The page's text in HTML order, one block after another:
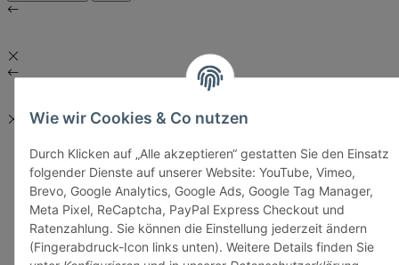
Wie wir Cookies & Co nutzen
Durch Klicken auf „Alle akzeptieren“ gestatten Sie den Einsatz
folgender Dienste auf unserer Website: YouTube, Vimeo,
Brevo, Google Analytics, Google Ads, Google Tag Manager,
Meta Pixel, ReCaptcha, PayPal Express Checkout und
Ratenzahlung. Sie können die Einstellung jederzeit ändern
(Fingerabdruck-Icon links unten). Weitere Details finden Sie